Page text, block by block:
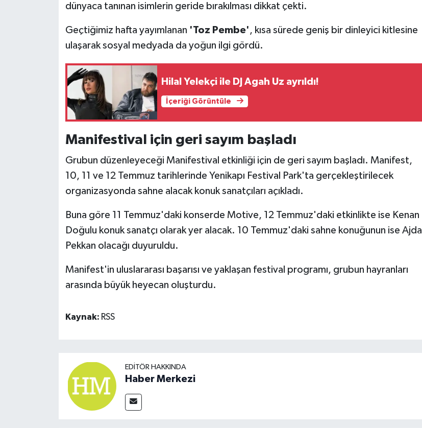
dünyaca tanınan isimlerin geride bırakılması dikkat çekti.
Geçtiğimiz hafta yayımlanan 'Toz Pembe' , kısa sürede geniş bir dinleyici kitlesine
ulaşarak sosyal medyada da yoğun ilgi gördü.
Hilal Yelekçi ile DJ Agah Uz ayrıldı!
İçeriği Görüntüle
Manifestival için geri sayım başladı
Grubun düzenleyeceği Manifestival etkinliği için de geri sayım başladı. Manifest,
10, 11 ve 12 Temmuz tarihlerinde Yenikapı Festival Park'ta gerçekleştirilecek
organizasyonda sahne alacak konuk sanatçıları açıkladı.
Buna göre 11 Temmuz'daki konserde Motive, 12 Temmuz'daki etkinlikte ise Kenan
Doğulu konuk sanatçı olarak yer alacak. 10 Temmuz'daki sahne konuğunun ise Ajda
Pekkan olacağı duyuruldu.
Manifest'in uluslararası başarısı ve yaklaşan festival programı, grubun hayranları
arasında büyük heyecan oluşturdu.
Kaynak: RSS
EDITÖR HAKKINDA
Haber Merkezi